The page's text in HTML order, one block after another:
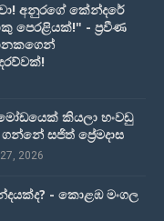
අනුරගේ කේන්දරේ
පෙරළියක්!" - ප්‍රවීණ
කියලා හංවඩු
සජිත් ප්‍රේමදාස
27, 2026
- කොළඹ මංගල